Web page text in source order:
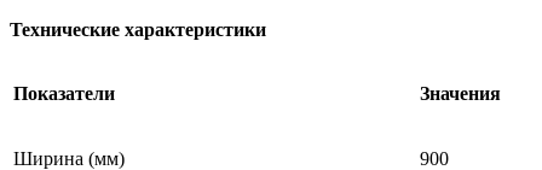
Технические характеристики
Показатели Значения
Ширина (мм) 900